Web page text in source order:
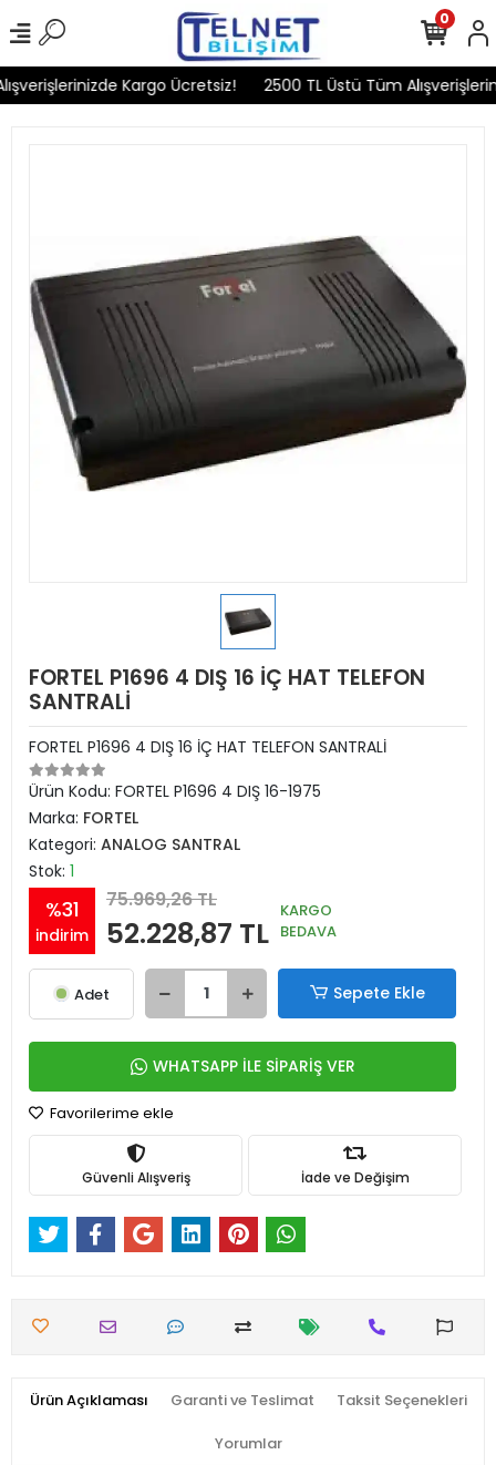
Kargo Ücretsiz! 2500 TL Üstü Tüm
0
FORTEL P1696 4 DIŞ 16 İÇ HAT TELEFON
SANTRALİ
FORTEL P1696 4 DIŞ 16 İÇ HAT TELEFON SANTRALİ
Ürün Kodu: FORTEL P1696 4 DIŞ 16-1975
Marka: FORTEL
Kategori: ANALOG SANTRAL
Stok: 1
%31
indirim
75.969,26 TL
52.228,87 TL
KARGO
BEDAVA
Adet Sepete Ekle
WHATSAPP İLE SİPARİŞ VER
Favorilerime ekle
Güvenli Alışveriş İade ve Değişim
Ürün Açıklaması Garanti ve Teslimat Taksit Seçenekleri
Yorumlar